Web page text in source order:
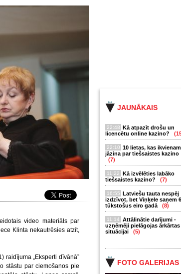
JAUNĀKAIS
22:48 Kā atpazīt drošu un
licencētu online kazino?
22:10 10 lietas, kas ikvienam
jāzina par tiešsaistes kazino
(7)
11:22
Kā izvēlēties labāko
tiešsaistes kazino?
(7)
16:55 Latviešu tauta nespēj
izdzīvot, bet Viņķele saņem
tūkstošus eiro gadā
(8)
11:14
Attālinātie darījumi -
uzņēmēji pielāgojas ārkārtas
situācijai
(5)
FOTO GALERIJAS
video materiāls par
Klinta nekautrēsies atzīt,
raidījuma „Eksperti dīvānā”
stāstu par ciemošanos pie